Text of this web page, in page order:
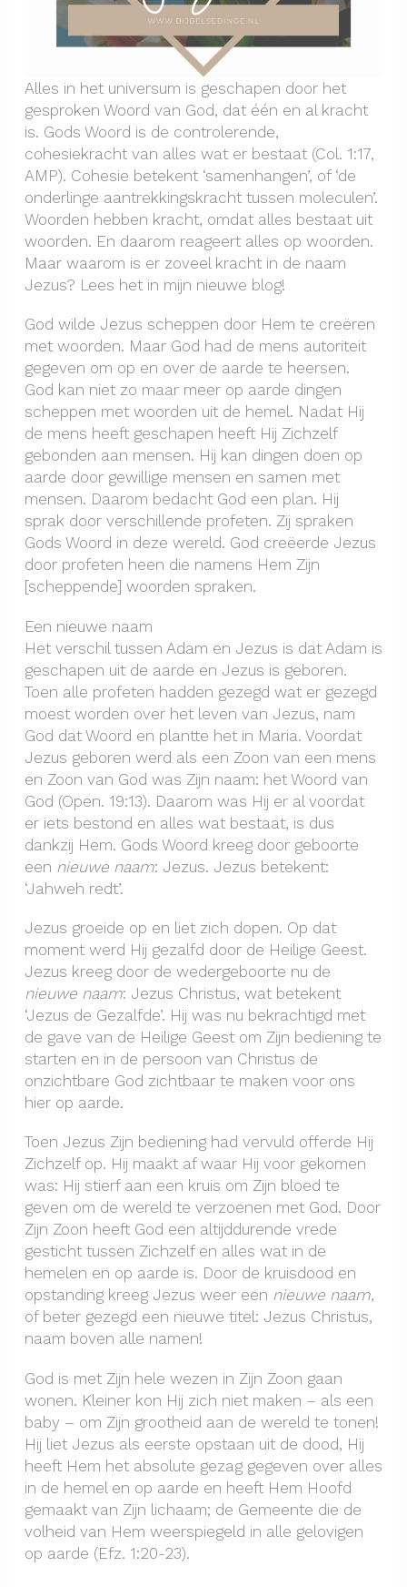
Alles in het universum is geschapen door het
gesproken Woord van God, dat één en al kracht
is. Gods Woord is de controlerende,
cohesiekracht van alles wat er bestaat (Col. 1:17,
AMP). Cohesie betekent ‘samenhangen’, of ‘de
onderlinge aantrekkingskracht tussen moleculen’.
Woorden hebben kracht, omdat alles bestaat uit
woorden. En daarom reageert alles op woorden.
Maar waarom is er zoveel kracht in de naam
Jezus? Lees het in mijn nieuwe blog!
God wilde Jezus scheppen door Hem te creëren
met woorden. Maar God had de mens autoriteit
gegeven om op en over de aarde te heersen.
God kan niet zo maar meer op aarde dingen
scheppen met woorden uit de hemel. Nadat Hij
de mens heeft geschapen heeft Hij Zichzelf
gebonden aan mensen. Hij kan dingen doen op
aarde door gewillige mensen en samen met
mensen. Daarom bedacht God een plan. Hij
sprak door verschillende profeten. Zij spraken
Gods Woord in deze wereld. God creëerde Jezus
door profeten heen die namens Hem Zijn
[scheppende] woorden spraken.
Een nieuwe naam
Het verschil tussen Adam en Jezus is dat Adam is
geschapen uit de aarde en Jezus is geboren.
Toen alle profeten hadden gezegd wat er gezegd
moest worden over het leven van Jezus, nam
God dat Woord en plantte het in Maria. Voordat
Jezus geboren werd als een Zoon van een mens
en Zoon van God was Zijn naam: het Woord van
God (Open. 19:13). Daarom was Hij er al voordat
er iets bestond en alles wat bestaat, is dus
dankzij Hem. Gods Woord kreeg door geboorte
een nieuwe naam: Jezus. Jezus betekent:
‘Jahweh redt’.
Jezus groeide op en liet zich dopen. Op dat
moment werd Hij gezalfd door de Heilige Geest.
Jezus kreeg door de wedergeboorte nu de
nieuwe naam: Jezus Christus, wat betekent
‘Jezus de Gezalfde’. Hij was nu bekrachtigd met
de gave van de Heilige Geest om Zijn bediening te
starten en in de persoon van Christus de
onzichtbare God zichtbaar te maken voor ons
hier op aarde.
Toen Jezus Zijn bediening had vervuld offerde Hij
Zichzelf op. Hij maakt af waar Hij voor gekomen
was: Hij stierf aan een kruis om Zijn bloed te
geven om de wereld te verzoenen met God. Door
Zijn Zoon heeft God een altijddurende vrede
gesticht tussen Zichzelf en alles wat in de
hemelen en op aarde is. Door de kruisdood en
opstanding kreeg Jezus weer een nieuwe naam,
of beter gezegd een nieuwe titel: Jezus Christus,
naam boven alle namen!
God is met Zijn hele wezen in Zijn Zoon gaan
wonen. Kleiner kon Hij zich niet maken – als een
baby – om Zijn grootheid aan de wereld te tonen!
Hij liet Jezus als eerste opstaan uit de dood, Hij
heeft Hem het absolute gezag gegeven over alles
in de hemel en op aarde en heeft Hem Hoofd
gemaakt van Zijn lichaam; de Gemeente die de
volheid van Hem weerspiegeld in alle gelovigen
op aarde (Efz. 1:20-23).